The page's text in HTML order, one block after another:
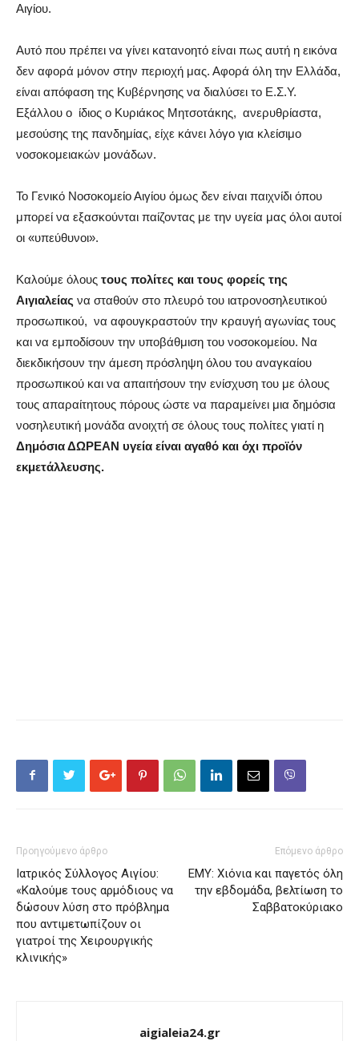
Αιγίου.
Αυτό που πρέπει να γίνει κατανοητό είναι πως αυτή η εικόνα
δεν αφορά μόνον στην περιοχή μας. Αφορά όλη την Ελλάδα,
είναι απόφαση της Κυβέρνησης να διαλύσει το Ε.Σ.Υ.
Εξάλλου ο ίδιος ο Κυριάκος Μητσοτάκης, ανερυθρίαστα,
μεσούσης της πανδημίας, είχε κάνει λόγο για κλείσιμο
νοσοκομειακών μονάδων.
Το Γενικό Νοσοκομείο Αιγίου όμως δεν είναι παιχνίδι όπου
μπορεί να εξασκούνται παίζοντας με την υγεία μας όλοι αυτοί
οι «υπεύθυνοι».
Καλούμε όλους τους πολίτες και τους φορείς της
Αιγιαλείας να σταθούν στο πλευρό του ιατρονοσηλευτικού
προσωπικού, να αφουγκραστούν την κραυγή αγωνίας τους
και να εμποδίσουν την υποβάθμιση του νοσοκομείου. Να
διεκδικήσουν την άμεση πρόσληψη όλου του αναγκαίου
προσωπικού και να απαιτήσουν την ενίσχυση του με όλους
τους απαραίτητους πόρους ώστε να παραμείνει μια δημόσια
νοσηλευτική μονάδα ανοιχτή σε όλους τους πολίτες γιατί η
Δημόσια ΔΩΡΕΑΝ υγεία είναι αγαθό και όχι προϊόν
εκμετάλλευσης.
Προηγούμενο άρθρο
Ιατρικός Σύλλογος Αιγίου:
«Καλούμε τους αρμόδιους να
δώσουν λύση στο πρόβλημα
που αντιμετωπίζουν οι
γιατροί της Χειρουργικής
κλινικής»
Επόμενο άρθρο
ΕΜΥ: Χιόνια και παγετός όλη
την εβδομάδα, βελτίωση το
Σαββατοκύριακο
aigialeia24.gr